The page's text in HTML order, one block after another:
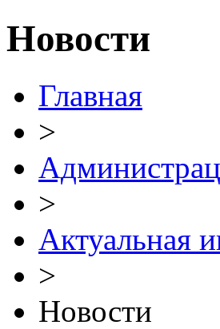
Новости
Главная
>
>
Актуальная
>
Новости